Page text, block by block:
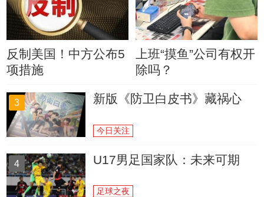
反制美国！中方公布5
项措施
上班“摸鱼”公司有权开
除吗？
3 新版《防卫白皮书》藏祸心
今日关注
4 U17男足国家队：未来可期
足球之夜